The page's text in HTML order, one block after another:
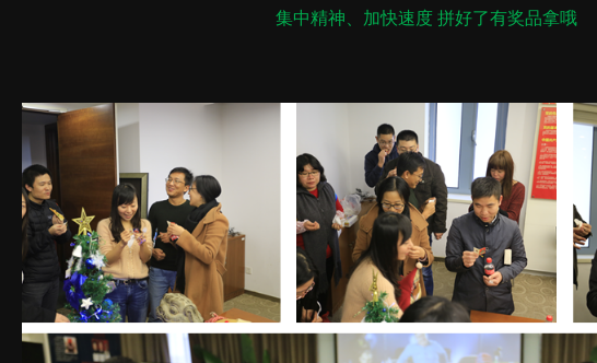
集中精神、加快速度 拼好了有奖品拿哦